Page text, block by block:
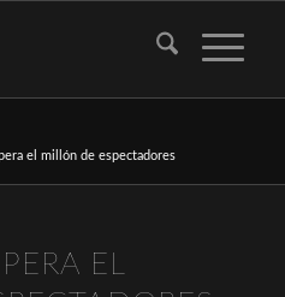
el millón de espectadores
EL